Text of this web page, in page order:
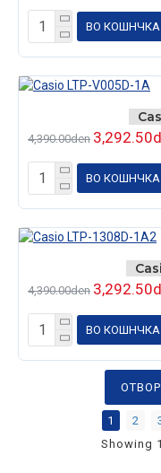
ВО КОШНЧКА
4,390.00den
ВО КОШНЧКА
4,390.00den
ВО КОШНЧКА
1 2
Showing